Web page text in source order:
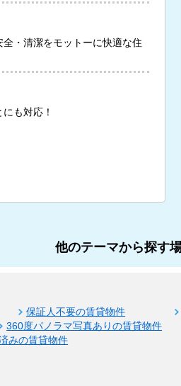
・清潔をモットーに快適な住
も対応！
他のテーマから探す
保証人不要の賃貸物件
360度パノラマ写真ありの賃貸物件
みの賃貸物件